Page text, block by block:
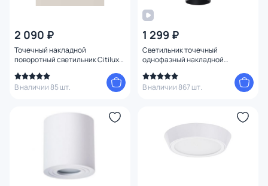
2 090 ₽
Точечный накладной
поворотный светильник Citilux
В наличии 85 шт.
1 299 ₽
Светильник точечный
однофазный накладной
черный
В наличии 867 шт.